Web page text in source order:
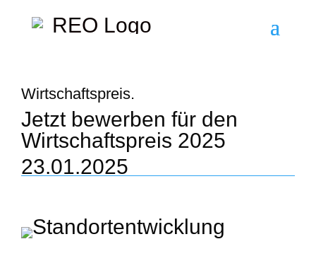
Wirtschaftspreis.
Jetzt bewerben für den
Wirtschaftspreis 2025
23.01.2025